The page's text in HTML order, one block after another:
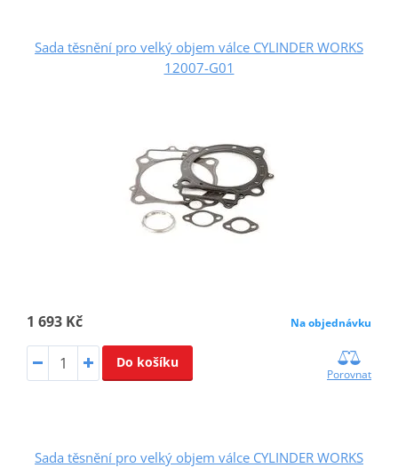
Sada těsnění pro velký objem válce CYLINDER WORKS
12007-G01
1 693 Kč Na objednávku
Do košíku
Porovnat
Sada těsnění pro velký objem válce CYLINDER WORKS